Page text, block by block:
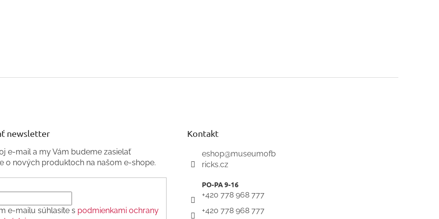
newsletter
e-mail a my Vám budeme zasielať
o nových produktoch na našom e-shope.
e-mailu súhlasíte s podmienkami ochrany
Kontakt
eshop@museumofb
ricks.cz
+420 778 968 777
+420 778 968 777